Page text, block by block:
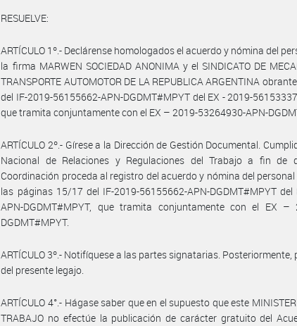
RESUELVE:
ARTÍCULO 1º.- Declárense homologados el acuerdo y nómina del
la firma MARWEN SOCIEDAD ANONIMA y el SINDICATO DE
TRANSPORTE AUTOMOTOR DE LA REPUBLICA ARGENTINA
del IF-2019-56155662-APN-DGDMT#MPYT del EX - 2019-
que tramita conjuntamente con el EX – 2019-53264930-APN-
ARTÍCULO 2º.- Gírese a la Dirección de Gestión Documental.
Nacional de Relaciones y Regulaciones del Trabajo a fin de
Coordinación proceda al registro del acuerdo y nómina del
las páginas 15/17 del IF-2019-56155662-APN-DGDMT#MPYT
APN-DGDMT#MPYT, que tramita conjuntamente con el EX –
DGDMT#MPYT.
ARTÍCULO 3º.- Notifíquese a las partes signatarias.
del presente legajo.
ARTÍCULO 4°.- Hágase saber que en el supuesto que este
TRABAJO no efectúe la publicación de carácter gratuito del